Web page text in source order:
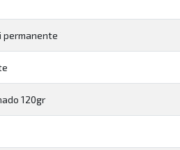
permanente
120gr